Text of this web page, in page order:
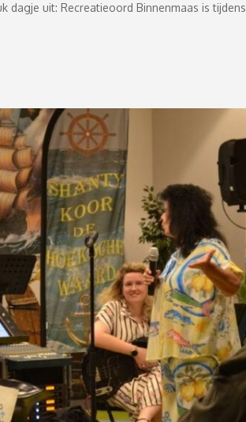
dagje uit: Recreatieoord Binnenmaas is tijdens